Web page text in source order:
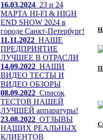
16.03.2024 23 и 24
МАРТА HI-FI & HIGH
END SHOW 2024 в
городе Санкт-Петербург!
11.11.2022 НАШЕ
ПРЕДПРИЯТИЕ
ЛУЧШЕЕ В ОТРАСЛИ
14.09.2022 НАШИ
ВИДЕО ТЕСТЫ И
ВИДЕО ОБЗОРЫ
08.09.2022 Список
ТЕСТОВ НАШЕЙ
ЛУЧШЕЙ аппаратуры!
23.08.2022 ОТЗЫВЫ
НАШИХ РЕАЛЬНЫХ
КЛИЕНТОВ